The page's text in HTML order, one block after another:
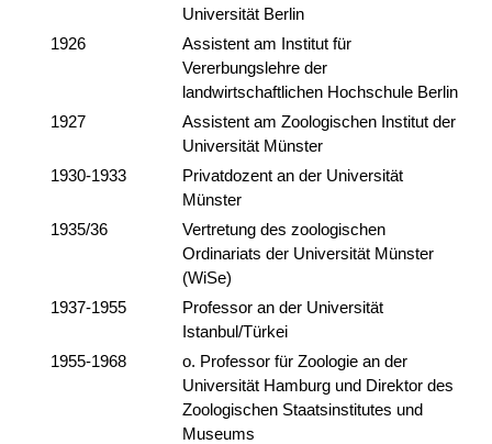
Universität Berlin
1926
Assistent am Institut für
Vererbungslehre der
landwirtschaftlichen Hochschule Berlin
1927
Assistent am Zoologischen Institut der
Universität Münster
1930-1933
Privatdozent an der Universität
Münster
1935/36
Vertretung des zoologischen
Ordinariats der Universität Münster
(WiSe)
1937-1955
Professor an der Universität
Istanbul/Türkei
1955-1968
o. Professor für Zoologie an der
Universität Hamburg und Direktor des
Zoologischen Staatsinstitutes und
Museums